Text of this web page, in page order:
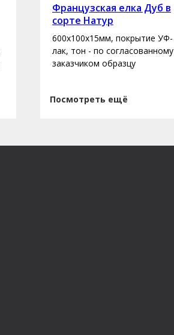
Французская елка Дуб в
сорте Натур
600х100х15мм, покрытие УФ-
лак, тон - по согласованному
заказчиком образцу
Посмотреть ещё